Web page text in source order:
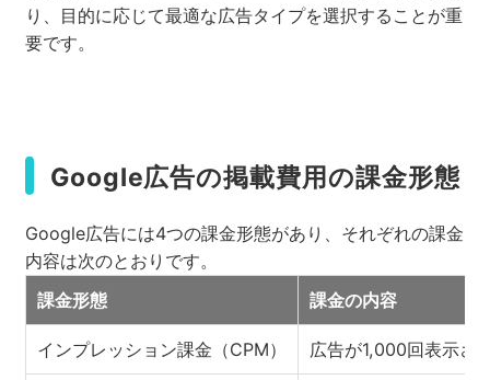
り、目的に応じて最適な広告タイプを選択することが重
要です。
Google広告の掲載費用の課金形態
Google広告には4つの課金形態があり、それぞれの課金
内容は次のとおりです。
課金形態
課金の内容
インプレッション課金（CPM） 広告が1,000回表示さ